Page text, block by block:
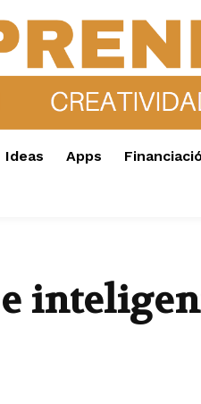
Ideas Apps